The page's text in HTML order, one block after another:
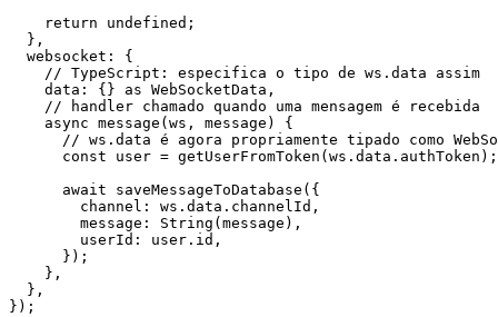
    return
undefined ;
  },
  websocket: {
    // TypeScript: especifica o tipo de ws.data assim
    data: {}
as WebSocketData ,
    // handler chamado quando uma mensagem é recebida
    async
message ( ws , message ) {
// ws.data é agora propriamente tipado como
      const
user = getUserFromToken (ws.data.authToken);
      await
saveMessageToDatabase ({
        channel: ws.data.channelId,
        message:
String (message),
        userId: user.id,
      });
    },
  },
});